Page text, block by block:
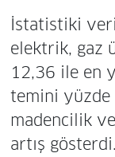
İstatistiki
elektrik, gaz
12,36 ile en
temini
madencilik
artış